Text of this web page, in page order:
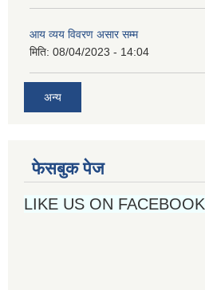
आय व्यय विवरण असार सम्म
मिति: 08/04/2023 - 14:04
अन्य
फेसबुक पेज
LIKE US ON FACEBOOK